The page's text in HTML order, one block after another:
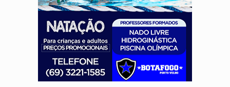
IMUNIZAÇÃO: Prefeitura inicia campanha de multivacinação para crianças
QUIRINUS: Draco faz operação para prender faccionados que atacaram
TRAFICANTE PRESO:Operação Brasil Contra o Crime apreende quase meia
SUPER EL NIÑO: Trabalho inédito vai garantir água potável para